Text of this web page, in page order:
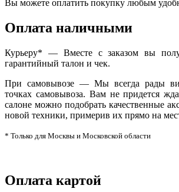
Вы можете оплатить покупку любым
Оплата наличными
Курьеру* — Вместе с заказом вы
гарантийный талон и чек.
При самовывозе — Мы всегда рады
точках самовывоза. Вам не придется
салоне можно подобрать качественные
новой техники, примерив их прямо на
* Только для Москвы и Московской области
Оплата картой